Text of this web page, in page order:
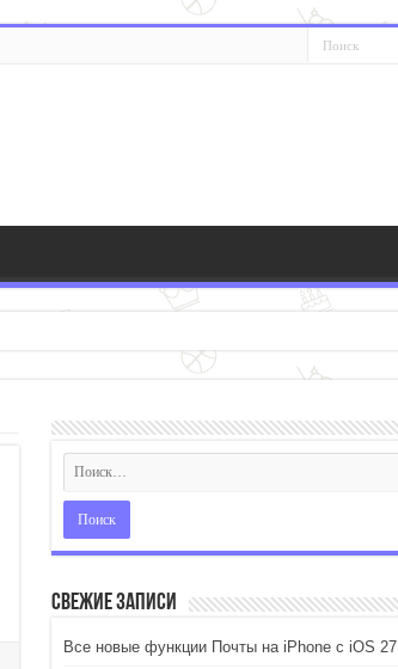
Свежие записи
Все новые функции Почты на iPhone с iOS 27